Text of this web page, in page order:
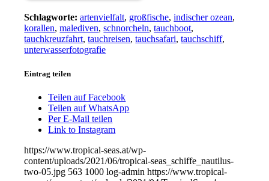
Schlagworte: artenvielfalt, großfische,indischer ozean,
korallen,malediven,schnorcheln,tauchboot,
tauchkreuzfahrt,tauchreisen,tauchsafari,tauchschiff,
unterwasserfotografie
Eintrag teilen
Teilen auf Facebook
Teilen auf WhatsApp
Per E-Mail teilen
Link to Instagram
https://www.tropical-seas.at/wp-
content/uploads/2021/06/tropical-seas_schiffe_nautilus-
two-05.jpg 563 1000 log-admin https://www.tropical-